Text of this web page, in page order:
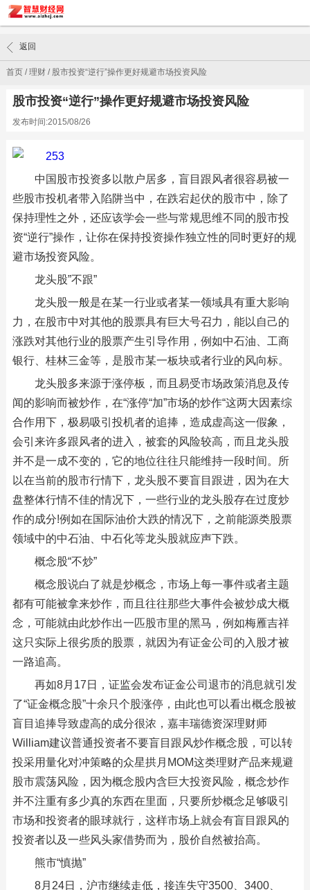
首页/理财/ 股市投资“逆行”操作更好规避市场投资风险
返回
股市投资“逆行”操作更好规避市场投资风险
发布时间:2015/08/26
中国股市投资多以散户居多，盲目跟风者很容易被一
些股市投机者带入陷阱当中，在跌宕起伏的股市中，除了
保持理性之外，还应该学会一些与常规思维不同的股市投
资“逆行”操作，让你在保持投资操作独立性的同时更好的规
避市场投资风险。
龙头股”不跟”
龙头股一般是在某一行业或者某一领域具有重大影响
力，在股市中对其他的股票具有巨大号召力，能以自己的
涨跌对其他行业的股票产生引导作用，例如中石油、工商
银行、桂林三金等，是股市某一板块或者行业的风向标。
龙头股多来源于涨停板，而且易受市场政策消息及传
闻的影响而被炒作，在“涨停“加”市场的炒作“这两大因素综
合作用下，极易吸引投机者的追捧，造成虚高这一假象，
会引来许多跟风者的进入，被套的风险较高，而且龙头股
并不是一成不变的，它的地位往往只能维持一段时间。所
以在当前的股市行情下，龙头股不要盲目跟进，因为在大
盘整体行情不佳的情况下，一些行业的龙头股存在过度炒
作的成分!例如在国际油价大跌的情况下，之前能源类股票
领域中的中石油、中石化等龙头股就应声下跌。
概念股“不炒”
概念股说白了就是炒概念，市场上每一事件或者主题
都有可能被拿来炒作，而且往往那些大事件会被炒成大概
念，可能就由此炒作出一匹股市里的黑马，例如梅雁吉祥
这只实际上很劣质的股票，就因为有证金公司的入股才被
一路追高。
再如8月17日，证监会发布证金公司退市的消息就引发
了“证金概念股”十余只个股涨停，由此也可以看出概念股被
盲目追捧导致虚高的成分很浓，嘉丰瑞德资深理财师
William建议普通投资者不要盲目跟风炒作概念股，可以转
投采用量化对冲策略的众星拱月MOM这类理财产品来规避
股市震荡风险，因为概念股内含巨大投资风险，概念炒作
并不注重有多少真的东西在里面，只要所炒概念足够吸引
市场和投资者的眼球就行，这样市场上就会有盲目跟风的
投资者以及一些风头家借势而为，股价自然被抬高。
熊市“慎抛”
8月24日，沪市继续走低，接连失守3500、3400、